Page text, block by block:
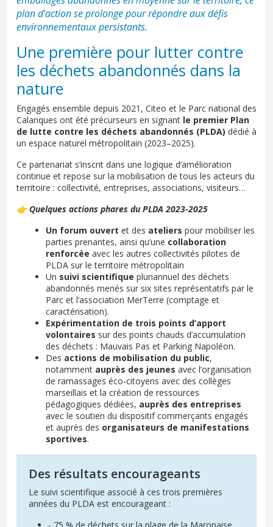
plan d’action se prolonge pour répondre aux défis
environnementaux persistants.
Une première pour lutter contre
les déchets abandonnés dans la
nature
Engagés ensemble depuis 2021, Citeo et le Parc national des
Calanques ont été précurseurs en signant le premier Plan
de lutte contre les déchets abandonnés (PLDA) dédié à
un espace naturel métropolitain (2023–2025).
Ce partenariat s’inscrit dans une logique d’amélioration
continue et repose sur la mobilisation de tous les acteurs du
territoire : collectivité, entreprises, associations, visiteurs…
👉 Quelques actions phares du PLDA 2023-2025
Un forum ouvert et des ateliers pour mobiliser les
parties prenantes, ainsi qu’une collaboration
renforcée avec les autres collectivités pilotes de
PLDA sur le territoire métropolitain
Un suivi scientifique pluriannuel des déchets
abandonnés menés sur six sites représentatifs par le
Parc et l’association MerTerre (comptage et
caractérisation).
Expérimentation de trois points d’apport
volontaires sur des points chauds d’accumulation
des déchets : Mauvais Pas et Parking Napoléon.
Des actions de mobilisation du public,
notamment auprès des jeunes avec l’organisation
de ramassages éco-citoyens avec des collèges
marseillais et la création de ressources
pédagogiques dédiées, auprès des entreprises
avec le soutien du dispositif commerçants engagés
et auprès des organisateurs de manifestations
sportives.
Des résultats encourageants
Le suivi scientifique associé à ces trois premières
années du PLDA est encourageant :
- 75 % de déchets sur la plage de la Maronaise